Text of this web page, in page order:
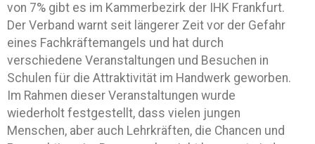
von 7% gibt es im Kammerbezirk der IHK Frankfurt.
Der Verband warnt seit längerer Zeit vor der Gefahr
eines Fachkräftemangels und hat durch
verschiedene Veranstaltungen und Besuchen in
Schulen für die Attraktivität im Handwerk geworben.
Im Rahmen dieser Veranstaltungen wurde
wiederholt festgestellt, dass vielen jungen
Menschen, aber auch Lehrkräften, die Chancen und